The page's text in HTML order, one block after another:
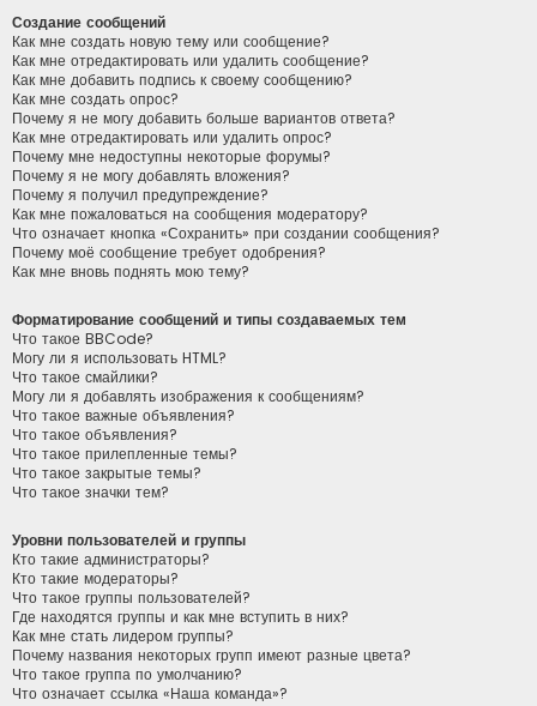
Создание сообщений
Как мне создать новую тему или сообщение?
Как мне отредактировать или удалить сообщение?
Как мне добавить подпись к своему сообщению?
Как мне создать опрос?
Почему я не могу добавить больше вариантов ответа?
Как мне отредактировать или удалить опрос?
Почему мне недоступны некоторые форумы?
Почему я не могу добавлять вложения?
Почему я получил предупреждение?
Как мне пожаловаться на сообщения модератору?
Что означает кнопка «Сохранить» при создании сообщения?
Почему моё сообщение требует одобрения?
Как мне вновь поднять мою тему?
Форматирование сообщений и типы создаваемых тем
Что такое BBCode?
Могу ли я использовать HTML?
Что такое смайлики?
Могу ли я добавлять изображения к сообщениям?
Что такое важные объявления?
Что такое объявления?
Что такое прилепленные темы?
Что такое закрытые темы?
Что такое значки тем?
Уровни пользователей и группы
Кто такие администраторы?
Кто такие модераторы?
Что такое группы пользователей?
Где находятся группы и как мне вступить в них?
Как мне стать лидером группы?
Почему названия некоторых групп имеют разные цвета?
Что такое группа по умолчанию?
Что означает ссылка «Наша команда»?